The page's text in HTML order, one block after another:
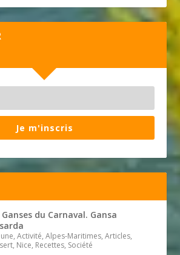
Je m'inscris
Ganses du Carnaval. Gansa
Activité, Alpes-Maritimes, Articles,
Nice, Recettes, Société